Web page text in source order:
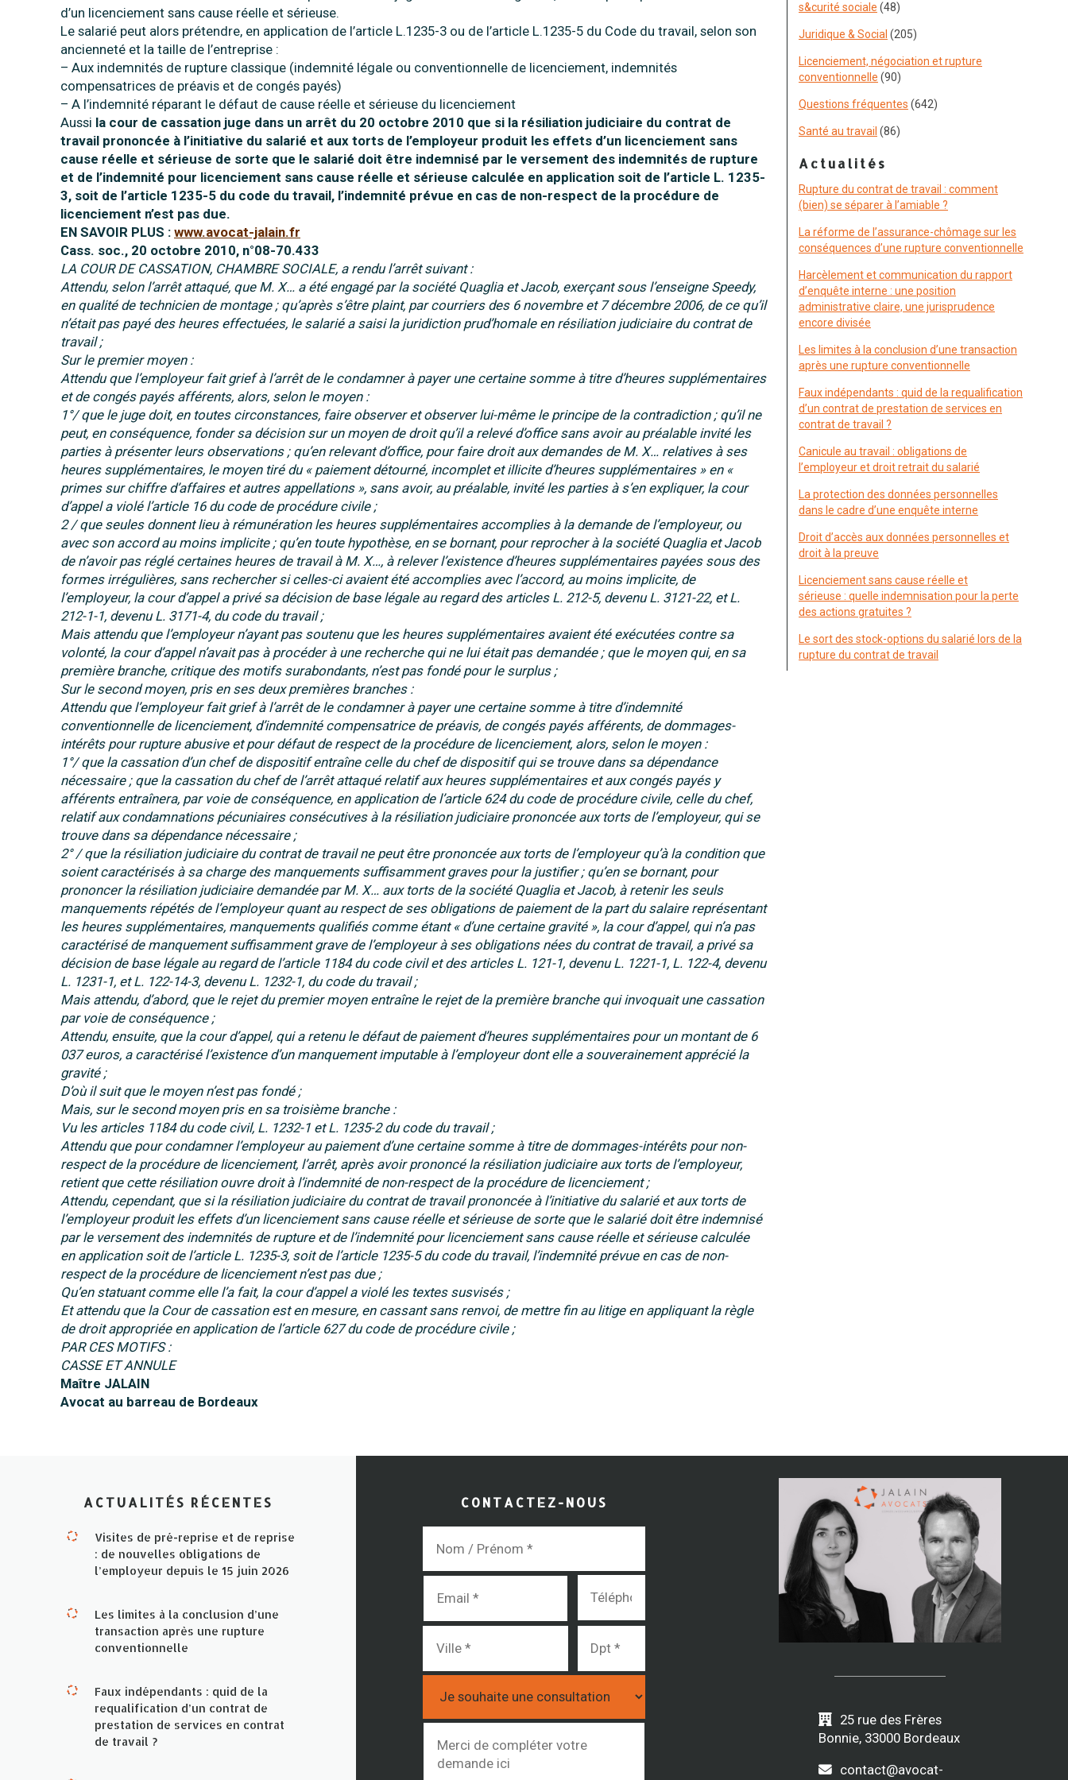
d’un licenciement sans cause réelle et sérieuse.
Le salarié peut alors prétendre, en application de l’article L.1235-3 ou de l’article L.1235-5 du Code du travail, selon son
ancienneté et la taille de l’entreprise :
– Aux indemnités de rupture classique (indemnité légale ou conventionnelle de licenciement, indemnités
compensatrices de préavis et de congés payés)
– A l’indemnité réparant le défaut de cause réelle et sérieuse du licenciement
Aussi la cour de cassation juge dans un arrêt du 20 octobre 2010 que si la résiliation judiciaire du contrat de
travail prononcée à l’initiative du salarié et aux torts de l’employeur produit les effets d’un licenciement sans
cause réelle et sérieuse de sorte que le salarié doit être indemnisé par le versement des indemnités de rupture
et de l’indemnité pour licenciement sans cause réelle et sérieuse calculée en application soit de l’article L. 1235-
3, soit de l’article 1235-5 du code du travail, l’indemnité prévue en cas de non-respect de la procédure de
licenciement n’est pas due.
EN SAVOIR PLUS : www.avocat-jalain.fr
Cass. soc., 20 octobre 2010, n°08-70.433
LA COUR DE CASSATION, CHAMBRE SOCIALE, a rendu l’arrêt suivant :
Attendu, selon l’arrêt attaqué, que M. X… a été engagé par la société Quaglia et Jacob, exerçant sous l’enseigne Speedy,
en qualité de technicien de montage ; qu’après s’être plaint, par courriers des 6 novembre et 7 décembre 2006, de ce qu’il
n’était pas payé des heures effectuées, le salarié a saisi la juridiction prud’homale en résiliation judiciaire du contrat de
travail ;
Sur le premier moyen :
Attendu que l’employeur fait grief à l’arrêt de le condamner à payer une certaine somme à titre d’heures supplémentaires
et de congés payés afférents, alors, selon le moyen :
1°/ que le juge doit, en toutes circonstances, faire observer et observer lui-même le principe de la contradiction ; qu’il ne
peut, en conséquence, fonder sa décision sur un moyen de droit qu’il a relevé d’office sans avoir au préalable invité les
parties à présenter leurs observations ; qu’en relevant d’office, pour faire droit aux demandes de M. X… relatives à ses
heures supplémentaires, le moyen tiré du « paiement détourné, incomplet et illicite d’heures supplémentaires » en «
primes sur chiffre d’affaires et autres appellations », sans avoir, au préalable, invité les parties à s’en expliquer, la cour
d’appel a violé l’article 16 du code de procédure civile ;
2 / que seules donnent lieu à rémunération les heures supplémentaires accomplies à la demande de l’employeur, ou
avec son accord au moins implicite ; qu’en toute hypothèse, en se bornant, pour reprocher à la société Quaglia et Jacob
de n’avoir pas réglé certaines heures de travail à M. X…, à relever l’existence d’heures supplémentaires payées sous des
formes irrégulières, sans rechercher si celles-ci avaient été accomplies avec l’accord, au moins implicite, de
l’employeur, la cour d’appel a privé sa décision de base légale au regard des articles L. 212-5, devenu L. 3121-22, et L.
212-1-1, devenu L. 3171-4, du code du travail ;
Mais attendu que l’employeur n’ayant pas soutenu que les heures supplémentaires avaient été exécutées contre sa
volonté, la cour d’appel n’avait pas à procéder à une recherche qui ne lui était pas demandée ; que le moyen qui, en sa
première branche, critique des motifs surabondants, n’est pas fondé pour le surplus ;
Sur le second moyen, pris en ses deux premières branches :
Attendu que l’employeur fait grief à l’arrêt de le condamner à payer une certaine somme à titre d’indemnité
conventionnelle de licenciement, d’indemnité compensatrice de préavis, de congés payés afférents, de dommages-
intérêts pour rupture abusive et pour défaut de respect de la procédure de licenciement, alors, selon le moyen :
1°/ que la cassation d’un chef de dispositif entraîne celle du chef de dispositif qui se trouve dans sa dépendance
nécessaire ; que la cassation du chef de l’arrêt attaqué relatif aux heures supplémentaires et aux congés payés y
afférents entraînera, par voie de conséquence, en application de l’article 624 du code de procédure civile, celle du chef,
relatif aux condamnations pécuniaires consécutives à la résiliation judiciaire prononcée aux torts de l’employeur, qui se
trouve dans sa dépendance nécessaire ;
2° / que la résiliation judiciaire du contrat de travail ne peut être prononcée aux torts de l’employeur qu’à la condition que
soient caractérisés à sa charge des manquements suffisamment graves pour la justifier ; qu’en se bornant, pour
prononcer la résiliation judiciaire demandée par M. X… aux torts de la société Quaglia et Jacob, à retenir les seuls
manquements répétés de l’employeur quant au respect de ses obligations de paiement de la part du salaire représentant
les heures supplémentaires, manquements qualifiés comme étant « d’une certaine gravité », la cour d’appel, qui n’a pas
caractérisé de manquement suffisamment grave de l’employeur à ses obligations nées du contrat de travail, a privé sa
décision de base légale au regard de l’article 1184 du code civil et des articles L. 121-1, devenu L. 1221-1, L. 122-4, devenu
L. 1231-1, et L. 122-14-3, devenu L. 1232-1, du code du travail ;
Mais attendu, d’abord, que le rejet du premier moyen entraîne le rejet de la première branche qui invoquait une cassation
par voie de conséquence ;
Attendu, ensuite, que la cour d’appel, qui a retenu le défaut de paiement d’heures supplémentaires pour un montant de 6
037 euros, a caractérisé l’existence d’un manquement imputable à l’employeur dont elle a souverainement apprécié la
gravité ;
D’où il suit que le moyen n’est pas fondé ;
Mais, sur le second moyen pris en sa troisième branche :
Vu les articles 1184 du code civil, L. 1232-1 et L. 1235-2 du code du travail ;
Attendu que pour condamner l’employeur au paiement d’une certaine somme à titre de dommages-intérêts pour non-
respect de la procédure de licenciement, l’arrêt, après avoir prononcé la résiliation judiciaire aux torts de l’employeur,
retient que cette résiliation ouvre droit à l’indemnité de non-respect de la procédure de licenciement ;
Attendu, cependant, que si la résiliation judiciaire du contrat de travail prononcée à l’initiative du salarié et aux torts de
l’employeur produit les effets d’un licenciement sans cause réelle et sérieuse de sorte que le salarié doit être indemnisé
par le versement des indemnités de rupture et de l’indemnité pour licenciement sans cause réelle et sérieuse calculée
en application soit de l’article L. 1235-3, soit de l’article 1235-5 du code du travail, l’indemnité prévue en cas de non-
respect de la procédure de licenciement n’est pas due ;
Qu’en statuant comme elle l’a fait, la cour d’appel a violé les textes susvisés ;
Et attendu que la Cour de cassation est en mesure, en cassant sans renvoi, de mettre fin au litige en appliquant la règle
de droit appropriée en application de l’article 627 du code de procédure civile ;
PAR CES MOTIFS :
CASSE ET ANNULE
Maître JALAIN
Avocat au barreau de Bordeaux
s&curité sociale (48)
Juridique & Social (205)
Licenciement, négociation et rupture
conventionnelle (90)
Questions fréquentes (642)
Santé au travail (86)
Actualités
Rupture du contrat de travail : comment
(bien) se séparer à l’amiable ?
La réforme de l’assurance-chômage sur les
conséquences d’une rupture conventionnelle
Harcèlement et communication du rapport
d’enquête interne : une position
administrative claire, une jurisprudence
encore divisée
Les limites à la conclusion d’une transaction
après une rupture conventionnelle
Faux indépendants : quid de la requalification
d’un contrat de prestation de services en
contrat de travail ?
Canicule au travail : obligations de
l’employeur et droit retrait du salarié
La protection des données personnelles
dans le cadre d’une enquête interne
Droit d’accès aux données personnelles et
droit à la preuve
Licenciement sans cause réelle et
sérieuse : quelle indemnisation pour la perte
des actions gratuites ?
Le sort des stock-options du salarié lors de la
rupture du contrat de travail
ACTUALITÉS RÉCENTES
Visites de pré-reprise et de reprise
: de nouvelles obligations de
l’employeur depuis le 15 juin 2026
Les limites à la conclusion d’une
transaction après une rupture
conventionnelle
Faux indépendants : quid de la
requalification d’un contrat de
prestation de services en contrat
de travail ?
CONTACTEZ-NOUS
25 rue des Frères
Bonnie, 33000 Bordeaux
contact@avocat-